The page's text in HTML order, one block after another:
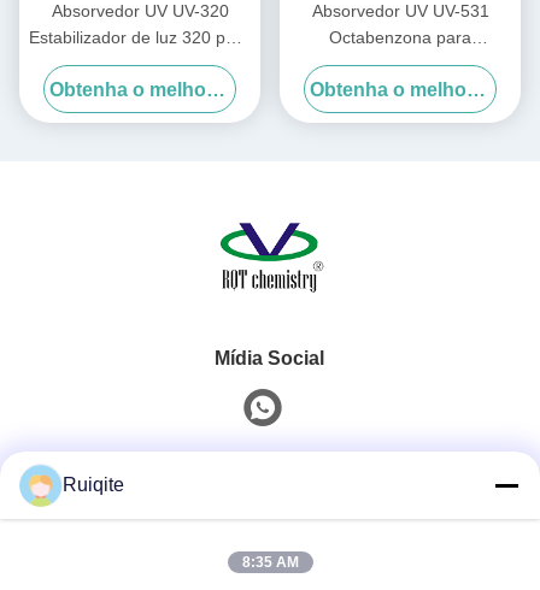
Absorvedor UV UV-320
Estabilizador de luz 320 para
PC/Resinas insaturadas/PVC
Obtenha o melhor preço
Absorvedor UV UV-531
Octabenzona para
PE/PP/PVC Cas1843-05-6
Estabilizador de Luz 531
Obtenha o melhor preço
Mídia Social
0086-18217621160
Ruiqite
8:35 AM